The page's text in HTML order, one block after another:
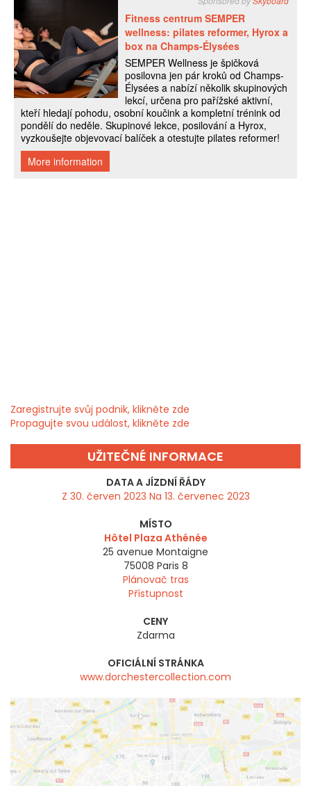
Zaregistrujte svůj podnik, klikněte zde
Propagujte svou událost, klikněte zde
UŽITEČNÉ INFORMACE
DATA A JÍZDNÍ ŘÁDY
Z 30. červen 2023 Na 13. červenec 2023
MÍSTO
Hôtel Plaza Athénée
25 avenue Montaigne
75008 Paris 8
Plánovač tras
Přístupnost
CENY
Zdarma
OFICIÁLNÍ STRÁNKA
www.dorchestercollection.com